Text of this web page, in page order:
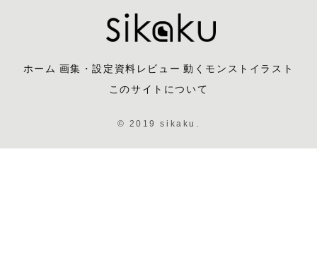
ホーム 画集・設定資料レビュー 動くモンストイラスト
このサイトについて
© 2019 sikaku.